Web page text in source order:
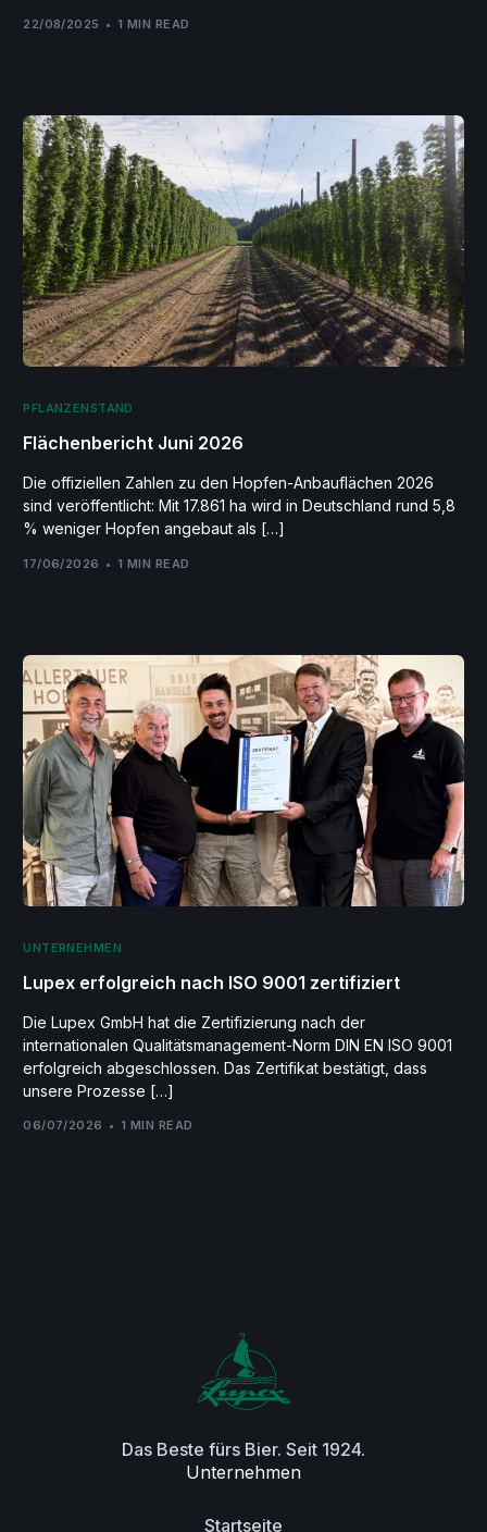
22/08/2025 1 MIN READ
PFLANZENSTAND
Flächenbericht Juni 2026
Die offiziellen Zahlen zu den Hopfen-Anbauflächen 2026
sind veröffentlicht: Mit 17.861 ha wird in Deutschland rund 5,8
% weniger Hopfen angebaut als […]
17/06/2026 1 MIN READ
UNTERNEHMEN
Lupex erfolgreich nach ISO 9001 zertifiziert
Die Lupex GmbH hat die Zertifizierung nach der
internationalen Qualitätsmanagement-Norm DIN EN ISO 9001
erfolgreich abgeschlossen. Das Zertifikat bestätigt, dass
unsere Prozesse […]
06/07/2026 1 MIN READ
Das Beste fürs Bier. Seit 1924.
Unternehmen
Startseite